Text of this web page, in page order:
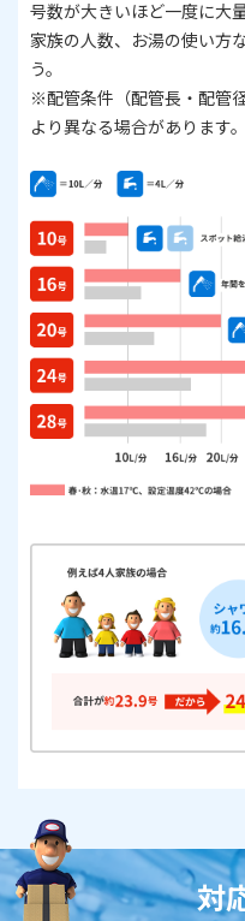
号数が大きいほど一度に大
家族の人数、お湯の使い方
う。
​​​​​​​※配管条件（配管長・配管
より異なる場合があります。
対